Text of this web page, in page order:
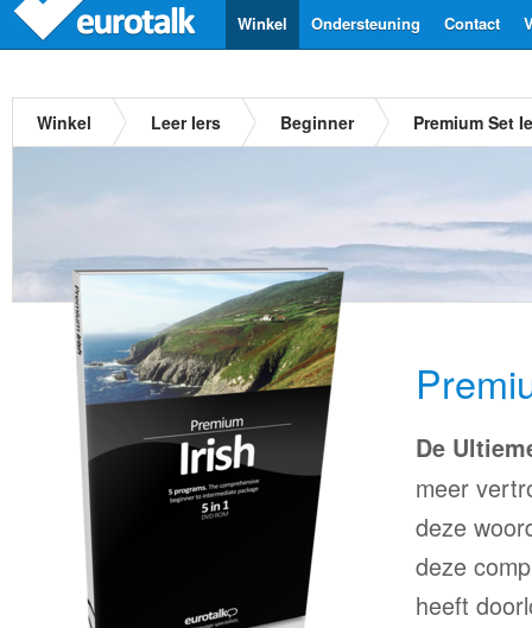
Contact
Ondersteuning
Winkel
Winkel Leer Iers Beginner Premium Set
De
meer
deze
deze
heeft